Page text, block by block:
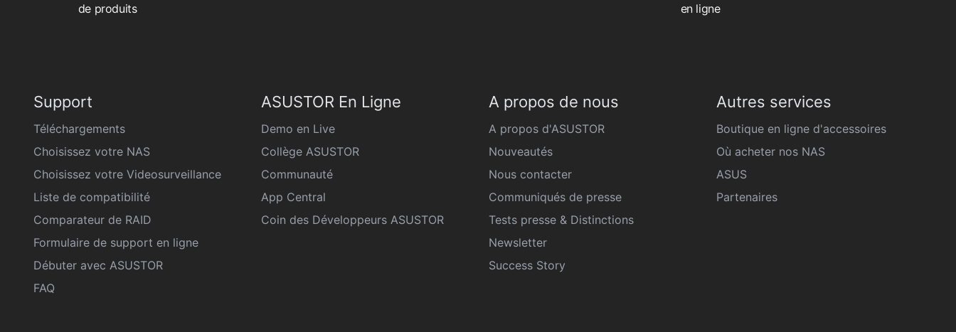
de produits
en ligne
Support
Téléchargements
Choisissez votre NAS
Choisissez votre Videosurveillance
Liste de compatibilité
Comparateur de RAID
Formulaire de support en ligne
Débuter avec ASUSTOR
FAQ
ASUSTOR En Ligne
Demo en Live
Collège ASUSTOR
Communauté
App Central
Coin des Développeurs ASUSTOR
A propos de nous
A propos d'ASUSTOR
Nouveautés
Nous contacter
Communiqués de presse
Tests presse & Distinctions
Newsletter
Success Story
Autres services
Boutique en ligne d'accessoires
Où acheter nos NAS
ASUS
Partenaires